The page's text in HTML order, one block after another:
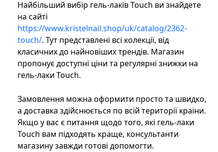
Найбільший вибір гель-лаків Touch ви знайдете
на сайті
https://www.kristelnail.shop/uk/catalog/2362-
touch/. Тут представлені всі колекції, від
класичних до найновіших трендів. Магазин
пропонує доступні ціни та регулярні знижки на
гель-лаки Touch.
Замовлення можна оформити просто та швидко,
а доставка здійснюється по всій території країни.
Якщо у вас є питання щодо того, які гель-лаки
Touch вам підходять краще, консультанти
магазину завжди готові допомогти.